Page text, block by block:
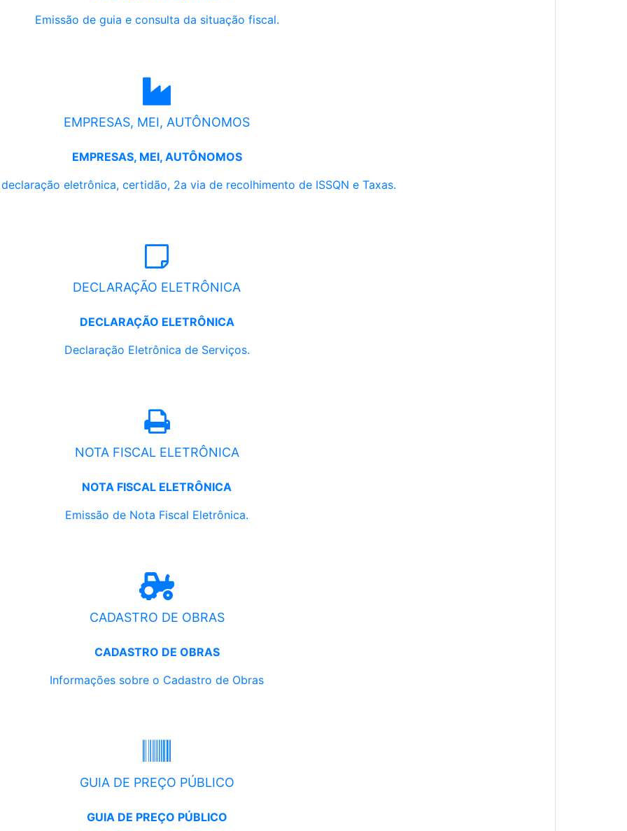
Emissão de guia e consulta da situação fiscal.
EMPRESAS, MEI, AUTÔNOMOS
EMPRESAS, MEI, AUTÔNOMOS
eletrônica, certidão, 2a via de recolhimento de ISSQN e Taxas.
DECLARAÇÃO ELETRÔNICA
DECLARAÇÃO ELETRÔNICA
Declaração Eletrônica de Serviços.
NOTA FISCAL ELETRÔNICA
NOTA FISCAL ELETRÔNICA
Emissão de Nota Fiscal Eletrônica.
CADASTRO DE OBRAS
CADASTRO DE OBRAS
Informações sobre o Cadastro de Obras
GUIA DE PREÇO PÚBLICO
GUIA DE PREÇO PÚBLICO